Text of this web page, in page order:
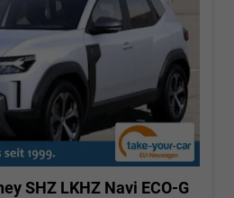
SHZ LKHZ Navi ECO-G